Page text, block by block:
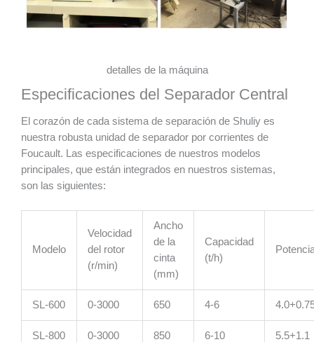
detalles de la máquina
Especificaciones del Separador Central
El corazón de cada sistema de separación de Shuliy es
nuestra robusta unidad de separador por corrientes de
Foucault. Las especificaciones de nuestros modelos
principales, que están integrados en nuestros sistemas,
son las siguientes:
Modelo
Velocidad
del rotor
(r/min)
Ancho
de la
cinta
(mm)
Capacidad
(t/h)
SL-600 0-3000 650 4-6
SL-800 0-3000 850 6-10 5.5+1.1